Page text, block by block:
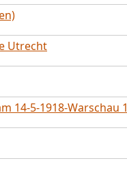
Utrecht
14-5-1918-Warschau 1